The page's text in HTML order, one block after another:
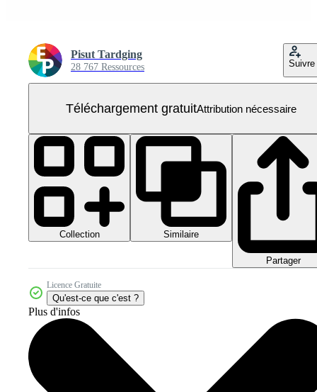
Pisut Tardging
28 767 Ressources Suivre
Téléchargement gratuitAttribution nécessaire
Collection Similaire
Partager
Licence Gratuite
Qu'est-ce que c'est ?
Plus d'infos